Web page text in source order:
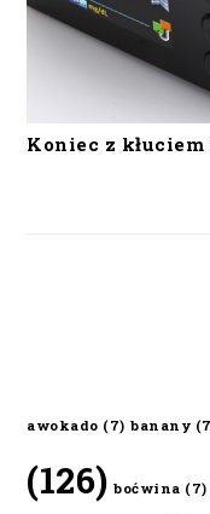
Koniec z
awokado (7) banany
(126) boćwina (7)